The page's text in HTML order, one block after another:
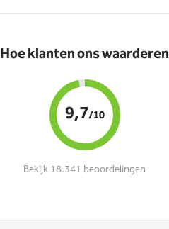
Hoe klanten ons waarderen
9,7/10
Bekijk 18.341 beoordelingen